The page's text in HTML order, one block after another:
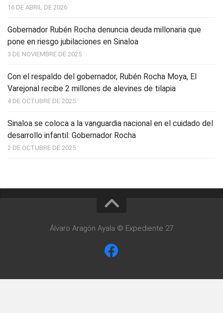
16 DE ABRIL DE 2026
Gobernador Rubén Rocha denuncia deuda millonaria que
pone en riesgo jubilaciones en Sinaloa
3 DE NOVIEMBRE DE 2025
Con el respaldo del gobernador, Rubén Rocha Moya, El
Varejonal recibe 2 millones de alevines de tilapia
4 DE OCTUBRE DE 2025
Sinaloa se coloca a la vanguardia nacional en el cuidado del
desarrollo infantil: Gobernador Rocha
2 DE OCTUBRE DE 2025
Álvaro Aragón Ayala © Expediente 27